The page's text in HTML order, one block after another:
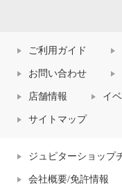
ご利用ガイド
お問い合わせ
店舗情報 イ
サイトマップ
ジュピターショップ
会社概要/免許情報